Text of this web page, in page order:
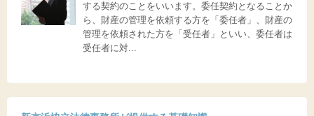
する契約のことをいいます。委任契約となることか
ら、財産の管理を依頼する方を「委任者」、財産の
管理を依頼された方を「受任者」といい、委任者は
受任者に対...